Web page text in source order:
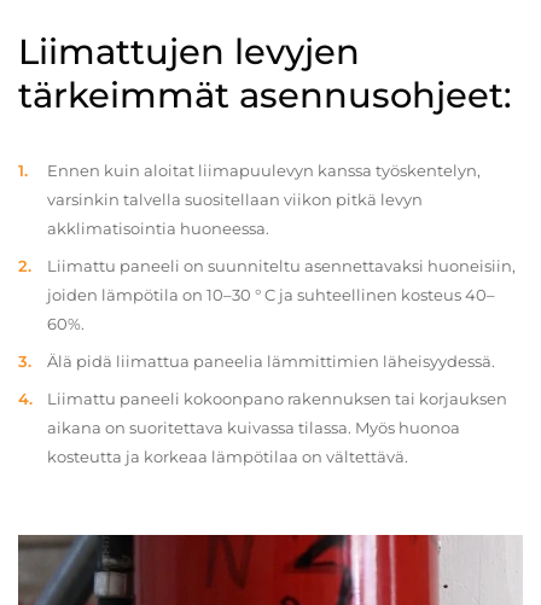
Liimattujen levyjen
tärkeimmät asennusohjeet:
Ennen kuin aloitat liimapuulevyn kanssa työskentelyn,
varsinkin talvella suositellaan viikon pitkä levyn
akklimatisointia huoneessa.
Liimattu paneeli on suunniteltu asennettavaksi huoneisiin,
joiden lämpötila on 10–30 ° C ja suhteellinen kosteus 40–
60%.
Älä pidä liimattua paneelia lämmittimien läheisyydessä.
Liimattu paneeli kokoonpano rakennuksen tai korjauksen
aikana on suoritettava kuivassa tilassa. Myös huonoa
kosteutta ja korkeaa lämpötilaa on vältettävä.